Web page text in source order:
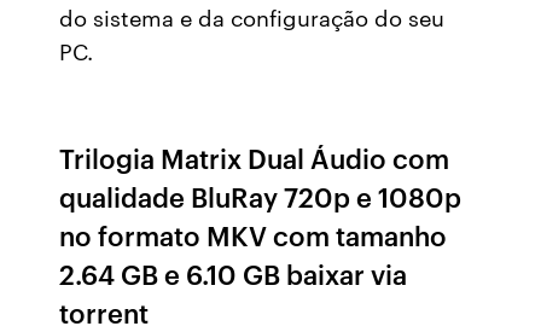
do sistema e da configuração do seu
PC.
Trilogia Matrix Dual Áudio com
qualidade BluRay 720p e 1080p
no formato MKV com tamanho
2.64 GB e 6.10 GB baixar via
torrent